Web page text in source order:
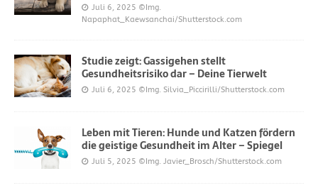
Juli 6, 2025 ©Img.
Napaphat_Kaewsanchai/Shutterstock.com
Studie zeigt: Gassigehen stellt
Gesundheitsrisiko dar – Deine Tierwelt
Juli 6, 2025 ©Img. Silvia_Piccirilli/Shutterstock.com
Leben mit Tieren: Hunde und Katzen fördern
die geistige Gesundheit im Alter – Spiegel
Juli 5, 2025 ©Img. Javier_Brosch/Shutterstock.com